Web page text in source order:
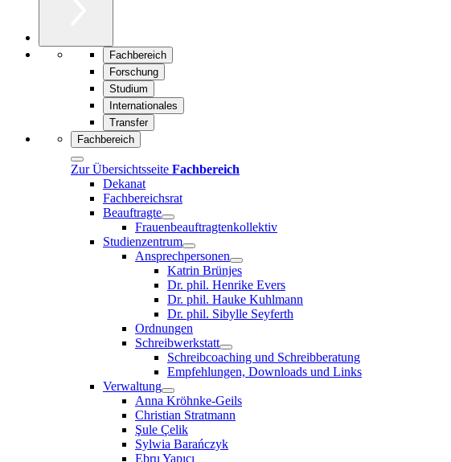
Fachbereich
Forschung
Studium
Internationales
Transfer
Fachbereich
Zur Übersichtsseite Fachbereich
Dekanat
Fachbereichsrat
Beauftragte
Frauenbeauftragtenkollektiv
Studienzentrum
Ansprechpersonen
Katrin Brünjes
Dr. phil. Henrike Evers
Dr. phil. Hauke Kuhlmann
Dr. phil. Sibylle Seyferth
Ordnungen
Schreibwerkstatt
Schreibcoaching und Schreibberatung
Empfehlungen, Downloads und Links
Verwaltung
Anna Kröhnke-Geils
Christian Stratmann
Şule Çelik
Sylwia Barańczyk
Ebru Yapıcı